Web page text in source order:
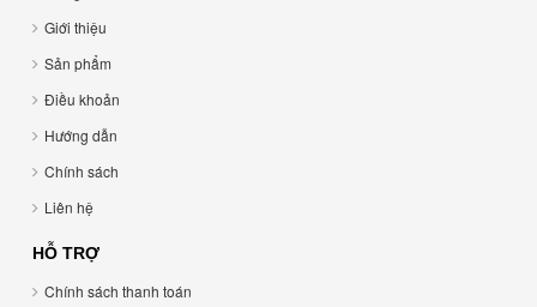
Giới thiệu
Sản phẩm
Điều khoản
Hướng dẫn
Chính sách
Liên hệ
HỖ TRỢ
Chính sách thanh toán